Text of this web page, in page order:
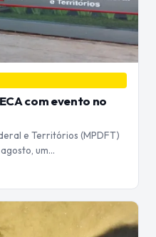
com evento no
e Territórios (MPDFT)
um…